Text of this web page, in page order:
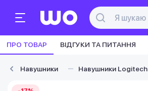
ПРО ТОВАР ВІДГУКИ ТА ПИТАННЯ
Навушники Навушники Logitech